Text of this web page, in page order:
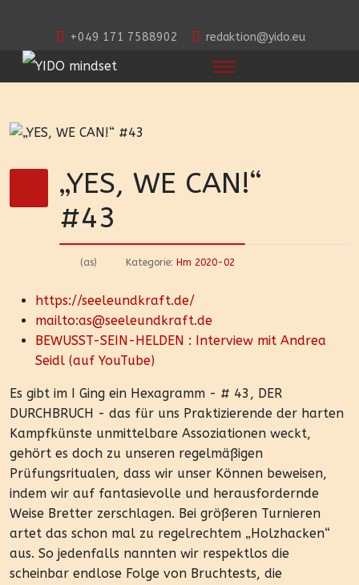
+049 171 7588902 redaktion@yido.eu
„YES, WE CAN!“
#43
(as) Kategorie: Hm 2020-02
https://seeleundkraft.de/
mailto:as@seeleundkraft.de
BEWUSST-SEIN-HELDEN : Interview mit Andrea
Seidl (auf YouTube)
Es gibt im I Ging ein Hexagramm - # 43, DER
DURCHBRUCH - das für uns Praktizierende der harten
Kampfkünste unmittelbare Assoziationen weckt,
gehört es doch zu unseren regelmäßigen
Prüfungsritualen, dass wir unser Können beweisen,
indem wir auf fantasievolle und herausfordernde
Weise Bretter zerschlagen. Bei größeren Turnieren
artet das schon mal zu regelrechtem „Holzhacken“
aus. So jedenfalls nannten wir respektlos die
scheinbar endlose Folge von Bruchtests, die